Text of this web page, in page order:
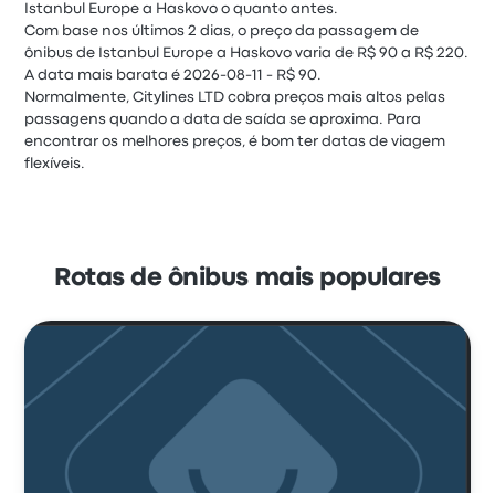
Istanbul Europe a Haskovo o quanto antes.
Com base nos últimos 2 dias, o preço da passagem de
ônibus de Istanbul Europe a Haskovo varia de R$ 90 a R$ 220.
A data mais barata é 2026-08-11 - R$ 90.
Normalmente, Citylines LTD cobra preços mais altos pelas
passagens quando a data de saída se aproxima. Para
encontrar os melhores preços, é bom ter datas de viagem
flexíveis.
Rotas de ônibus mais populares